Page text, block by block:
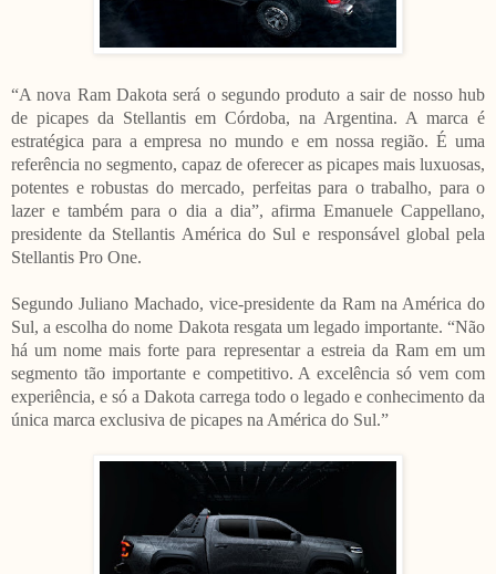
“A nova Ram Dakota será o segundo produto a sair de nosso hub
de picapes da Stellantis em Córdoba, na Argentina. A marca é
estratégica para a empresa no mundo e em nossa região. É uma
referência no segmento, capaz de oferecer as picapes mais luxuosas,
potentes e robustas do mercado, perfeitas para o trabalho, para o
lazer e também para o dia a dia”, afirma Emanuele Cappellano,
presidente da Stellantis América do Sul e responsável global pela
Stellantis Pro One.
Segundo Juliano Machado, vice-presidente da Ram na América do
Sul, a escolha do nome Dakota resgata um legado importante. “Não
há um nome mais forte para representar a estreia da Ram em um
segmento tão importante e competitivo. A excelência só vem com
experiência, e só a Dakota carrega todo o legado e conhecimento da
única marca exclusiva de picapes na América do Sul.”